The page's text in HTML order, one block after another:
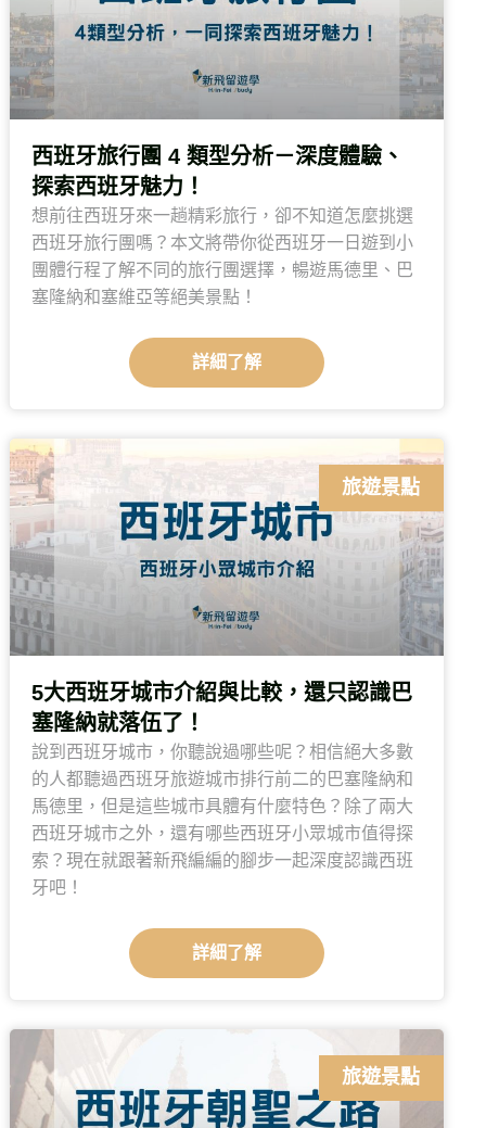
西班牙旅行團 4 類型分析－深度體驗、
探索西班牙魅力！
想前往西班牙來一趟精彩旅行，卻不知道怎麼挑選
西班牙旅行團嗎？本文將帶你從西班牙一日遊到小
團體行程了解不同的旅行團選擇，暢遊馬德里、巴
塞隆納和塞維亞等絕美景點！
詳細了解
旅遊景點
5大西班牙城市介紹與比較，還只認識巴
塞隆納就落伍了！
說到西班牙城市，你聽說過哪些呢？相信絕大多數
的人都聽過西班牙旅遊城市排行前二的巴塞隆納和
馬德里，但是這些城市具體有什麼特色？除了兩大
西班牙城市之外，還有哪些西班牙小眾城市值得探
索？現在就跟著新飛編編的腳步一起深度認識西班
牙吧！
詳細了解
旅遊景點